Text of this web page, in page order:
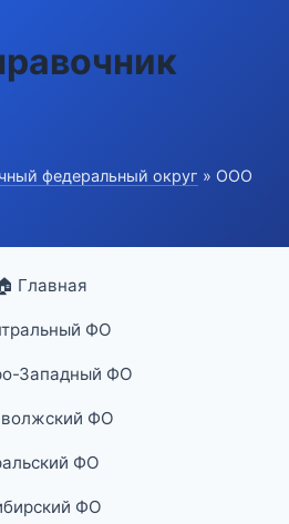
федеральный округ » ООО
Главная
ФО
Западный ФО
ФО
ФО
ФО